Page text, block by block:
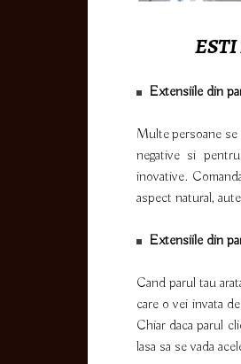
Extensiile din
Multe persoane
negative si
inovative.
aspect natural,
Extensiile din
Cand parul tau
care o vei invata
Chiar daca parul
lasa sa se vada